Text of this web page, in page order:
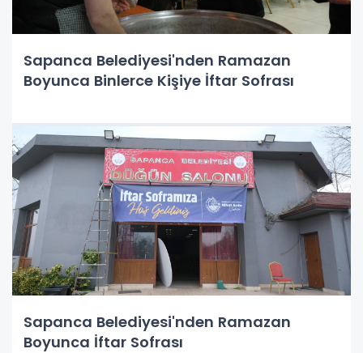
Sapanca Belediyesi'nden Ramazan
Boyunca Binlerce Kişiye İftar Sofrası
Sapanca Belediyesi'nden Ramazan
Boyunca İftar Sofrası